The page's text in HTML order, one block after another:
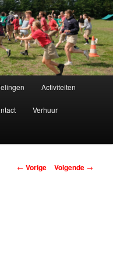
Activiteiten
Verhuur
Berichtnavigatie
← Vorige Volgende →